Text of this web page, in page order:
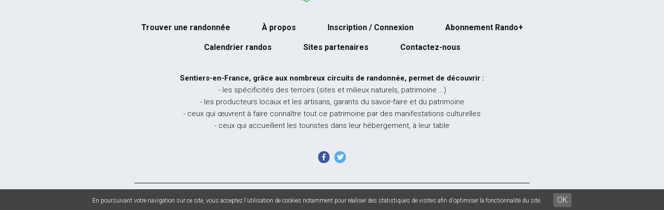
Trouver une randonnée À propos Inscription / Connexion Abonnement Rando+
Calendrier randos Sites partenaires Contactez-nous
Sentiers-en-France, grâce aux nombreux circuits de randonnée, permet de découvrir :
- les spécificités des terroirs (sites et milieux naturels, patrimoine …)
- les producteurs locaux et les artisans, garants du savoir-faire et du patrimoine
- ceux qui œuvrent à faire connaître tout ce patrimoine par des manifestations culturelles
- ceux qui accueillent les touristes dans leur hébergement, à leur table
© 2026 Sentiers en France - Tous droits réservés - Photos non contractuelles - Mentions légales - CGV
En poursuivant votre navigation sur ce site, vous acceptez l'utilisation de cookies notamment pour réaliser des statistiques de visites afin d'optimiser la fonctionnalité du site. OK